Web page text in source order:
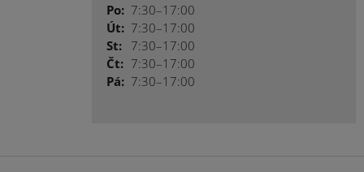
Po: 7:30–17:00
Út: 7:30–17:00
St: 7:30–17:00
Čt: 7:30–17:00
Pá: 7:30–17:00